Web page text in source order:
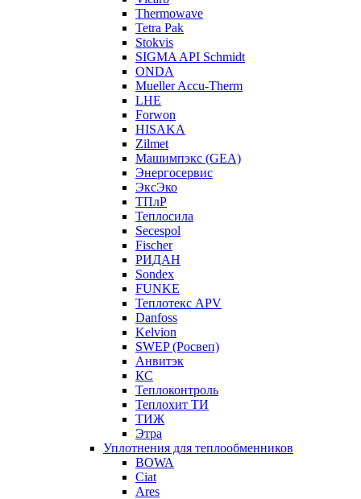
Thermowave
Tetra Pak
Stokvis
SIGMA API Schmidt
ONDA
Mueller Accu-Therm
LHE
Forwon
HISAKA
Zilmet
Машимпэкс (GEA)
Энергосервис
ЭксЭко
ТПлР
Теплосила
Secespol
Fischer
РИДАН
Sondex
FUNKE
Теплотекс APV
Danfoss
Kelvion
SWEP (Росвеп)
Анвитэк
КС
Теплоконтроль
Теплохит ТИ
ТИЖ
Этра
Уплотнения для теплообменников
BOWA
Ciat
Ares